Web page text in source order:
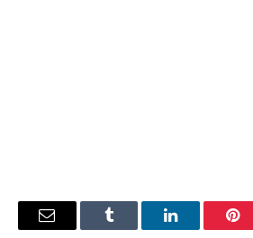
بينتيريستلينكدإن Tumblr
البريد